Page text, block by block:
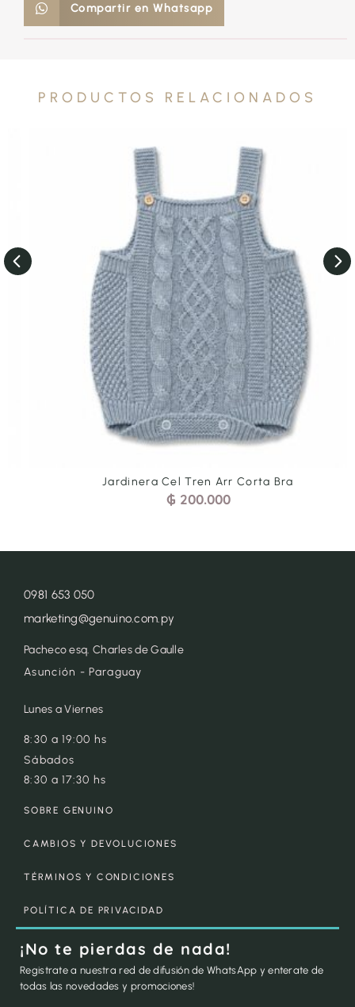
Compartir en Whatsapp
PRODUCTOS RELACIONADOS
Jardinera Cel Tren Arr Corta Bra
200.000
0981 653 050
marketing@genuino.com.py
Pacheco esq. Charles de Gaulle
Asunción - Paraguay
Lunes a Viernes
8:30 a 19:00 hs
Sábados
8:30 a 17:30 hs
SOBRE GENUINO
CAMBIOS Y DEVOLUCIONES
TÉRMINOS Y CONDICIONES
POLÍTICA DE PRIVACIDAD
¡No te pierdas de nada!
Registrate a nuestra red de difusión de WhatsApp y enterate de
todas las novedades y promociones!